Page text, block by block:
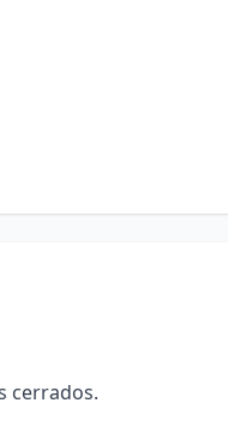
cerrados.